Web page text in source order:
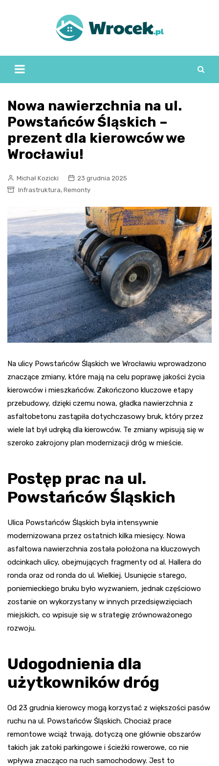
Nowa nawierzchnia na ul.
Powstańców Śląskich –
prezent dla kierowców we
Wrocławiu!
Michał Kozicki
23 grudnia 2025
Infrastruktura, Remonty
Na ulicy Powstańców Śląskich we Wrocławiu wprowadzono
znaczące zmiany, które mają na celu poprawę jakości życia
kierowców i mieszkańców. Zakończono kluczowe etapy
przebudowy, dzięki czemu nowa, gładka nawierzchnia z
asfaltobetonu zastąpiła dotychczasowy bruk, który przez
wiele lat był udręką dla kierowców. Te zmiany wpisują się w
szeroko zakrojony plan modernizacji dróg w mieście.
Postęp prac na ul.
Powstańców Śląskich
Ulica Powstańców Śląskich była intensywnie
modernizowana przez ostatnich kilka miesięcy. Nowa
asfaltowa nawierzchnia została położona na kluczowych
odcinkach ulicy, obejmujących fragmenty od al. Hallera do
ronda oraz od ronda do ul. Wielkiej. Usunięcie starego,
poniemieckiego bruku było wyzwaniem, jednak częściowo
zostanie on wykorzystany w innych przedsięwzięciach
miejskich, co wpisuje się w strategię zrównoważonego
rozwoju.
Udogodnienia dla
użytkowników dróg
Od 23 grudnia kierowcy mogą korzystać z większości pasów
ruchu na ul. Powstańców Śląskich. Chociaż prace
remontowe wciąż trwają, dotyczą one głównie obszarów
takich jak zatoki parkingowe i ścieżki rowerowe, co nie
wpływa znacząco na ruch samochodowy. Jest to